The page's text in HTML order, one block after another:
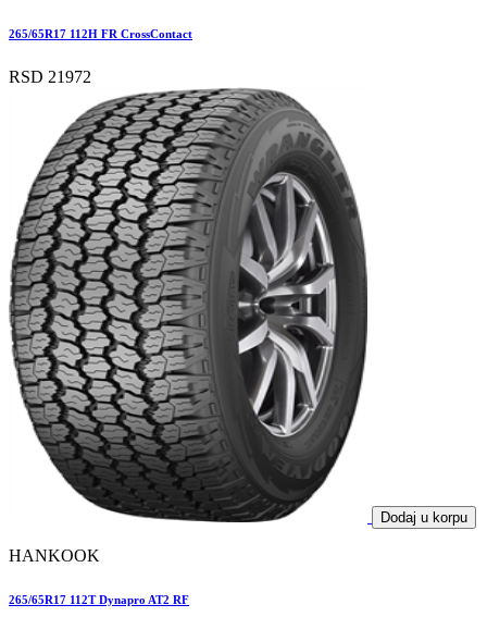
265/65R17 112H FR CrossContact
RSD 21972
Dodaj u korpu
HANKOOK
265/65R17 112T Dynapro AT2 RF